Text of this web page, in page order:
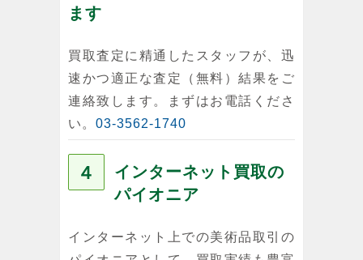
ます
買取査定に精通したスタッフが、迅
速かつ適正な査定（無料）結果をご
連絡致します。まずはお電話くださ
い。 03-3562-1740
４
インターネット買取の
パイオニア
インターネット上での美術品取引の